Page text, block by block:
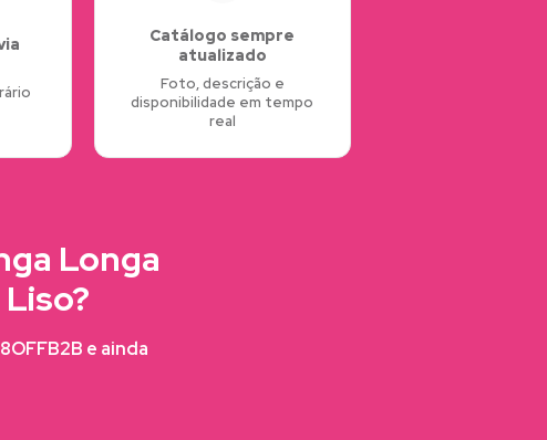
Catálogo sempre
atualizado
Foto, descrição e
disponibilidade em tempo
real
Longa
e ainda